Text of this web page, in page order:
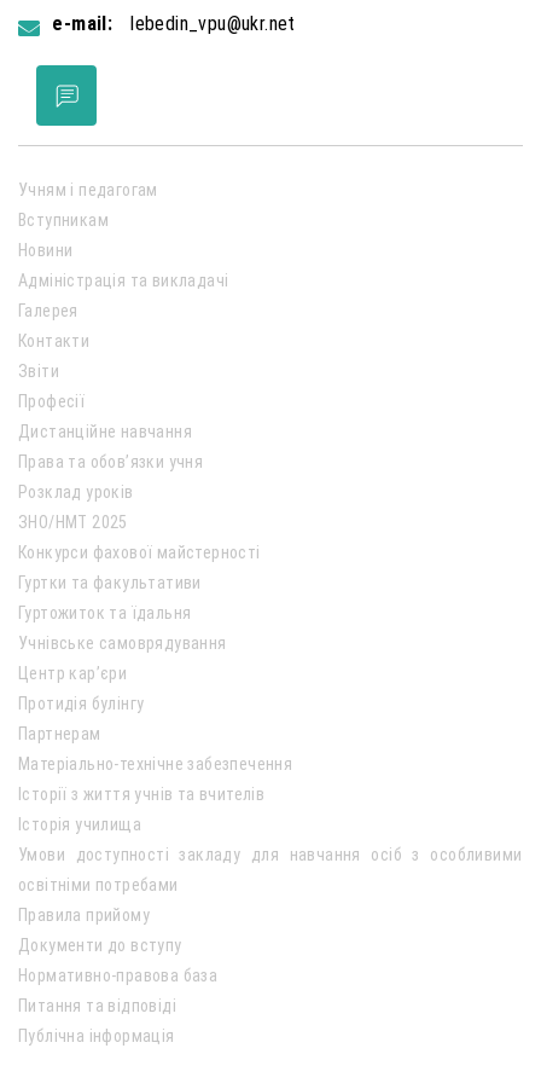
e-mail:
lebedin_vpu@ukr.net
Учням і педагогам
Вступникам
Новини
Адміністрація та викладачі
Галерея
Контакти
Звіти
Професії
Дистанційне навчання
Права та обов’язки учня
Розклад уроків
ЗНО/НМТ 2025
Конкурси фахової майстерності
Гуртки та факультативи
Гуртожиток та їдальня
Учнівське самоврядування
Центр кар’єри
Протидія булінгу
Партнерам
Матеріально-технічне забезпечення
Історії з життя учнів та вчителів
Історія училища
Умови доступності закладу для навчання осіб з особливими
освітніми потребами
Правила прийому
Документи до вступу
Нормативно-правова база
Питання та відповіді
Публічна інформація